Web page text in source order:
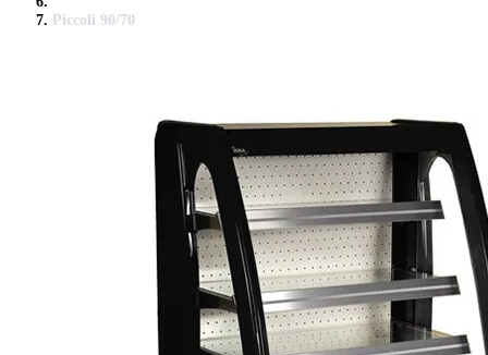
Piccoli 90/70